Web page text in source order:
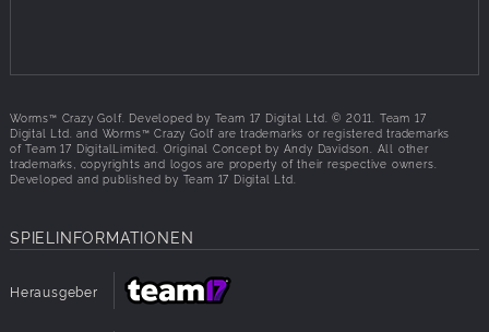
Namen, Hut, Golfschläger, Stimme und Bälle Ihres Wurms an und
Anpassungsmöglichkeiten freizuschalten.
Worms™ Crazy Golf. Developed by Team 17 Digital Ltd. © 2011. Team 17
Digital Ltd. and Worms™ Crazy Golf are trademarks or registered trademarks
of Team 17 DigitalLimited. Original Concept by Andy Davidson. All other
trademarks, copyrights and logos are property of their respective owners.
Developed and published by Team 17 Digital Ltd.
SPIELINFORMATIONEN
Herausgeber